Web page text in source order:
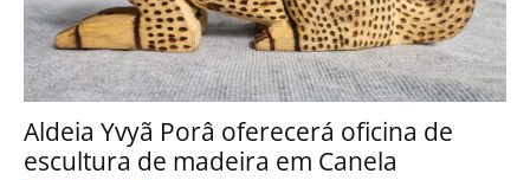
Aldeia Yvyã Porâ oferecerá oficina de
escultura de madeira em Canela